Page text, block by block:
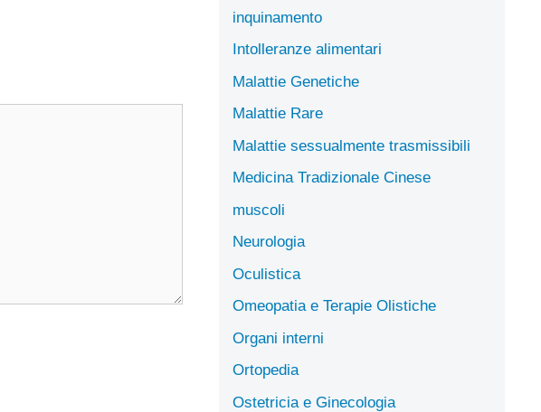
inquinamento
Intolleranze alimentari
Malattie Genetiche
Malattie Rare
Malattie sessualmente trasmissibili
Medicina Tradizionale Cinese
muscoli
Neurologia
Oculistica
Omeopatia e Terapie Olistiche
Organi interni
Ortopedia
Ostetricia e Ginecologia